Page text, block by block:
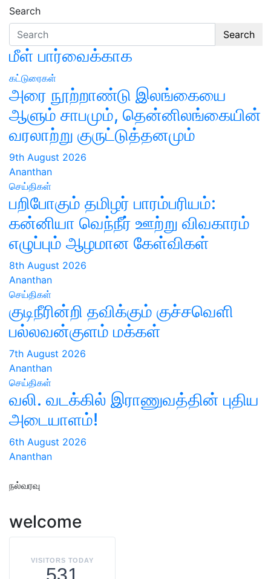
Search
Search
மீள் பார்வைக்காக
கட்டுரைகள்
அரை நூற்றாண்டு இலங்கையை
ஆளும் சாபமும், தென்னிலங்கையின்
வரலாற்று குருட்டுத்தனமும்
9th August 2026
Ananthan
செய்திகள்
பறிபோகும் தமிழர் பாரம்பரியம்:
கன்னியா வெந்நீர் ஊற்று விவகாரம்
எழுப்பும் ஆழமான கேள்விகள்
8th August 2026
Ananthan
செய்திகள்
குடிநீரின்றி தவிக்கும் குச்சவெளி
பல்லவன்குளம் மக்கள்
7th August 2026
Ananthan
செய்திகள்
வலி. வடக்கில் இராணுவத்தின் புதிய
அடையாளம்!
6th August 2026
Ananthan
நல்வரவு
welcome
VISITORS TODAY
531